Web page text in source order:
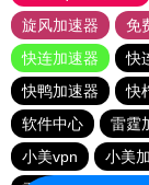
旋风加速器
免
快连加速器
快
快鸭加速器
快
软件中心
雷霆
小美vpn
小美